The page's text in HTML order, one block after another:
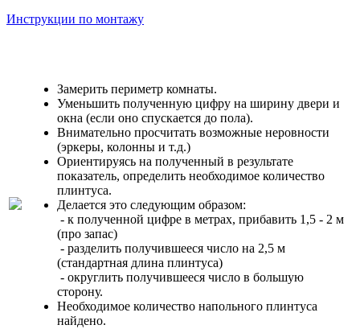
Инструкции по монтажу
Замерить периметр комнаты.
Уменьшить полученную цифру на ширину двери и
окна (если оно спускается до пола).
Внимательно просчитать возможные неровности
(эркеры, колонны и т.д.)
Ориентируясь на полученный в результате
показатель, определить необходимое количество
плинтуса.
Делается это следующим образом:
- к полученной цифре в метрах, прибавить 1,5 - 2 м
(про запас)
- разделить получившееся число на 2,5 м
(стандартная длина плинтуса)
- округлить получившееся число в большую
сторону.
Необходимое количество напольного плинтуса
найдено.